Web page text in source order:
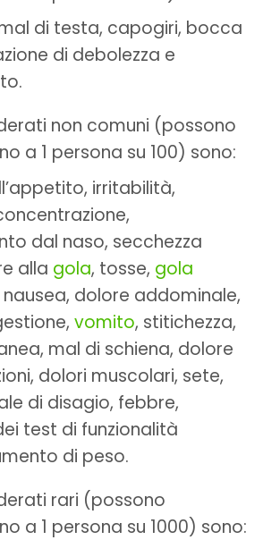
di testa, capogiri, bocca
di debolezza e
non comuni (possono
a 1 persona su 100) sono:
irritabilità,
dal naso, secchezza
alla gola, tosse, gola
dolore addominale,
vomito, stitichezza,
mal di schiena, dolore
dolori muscolari, sete,
di disagio, febbre,
test di funzionalità
di peso.
rari (possono
a 1 persona su 1000) sono: